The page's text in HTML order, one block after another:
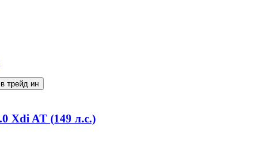
трейд ин
Xdi AT (149 л.с.)